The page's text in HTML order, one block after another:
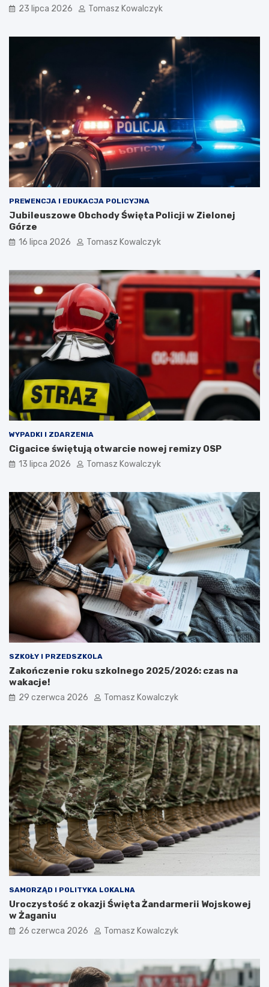
23 lipca 2026 Tomasz Kowalczyk
PREWENCJA I EDUKACJA POLICYJNA
Jubileuszowe Obchody Święta Policji w Zielonej
Górze
16 lipca 2026 Tomasz Kowalczyk
WYPADKI I ZDARZENIA
Cigacice świętują otwarcie nowej remizy OSP
13 lipca 2026 Tomasz Kowalczyk
SZKOŁY I PRZEDSZKOLA
Zakończenie roku szkolnego 2025/2026: czas na
wakacje!
29 czerwca 2026 Tomasz Kowalczyk
SAMORZĄD I POLITYKA LOKALNA
Uroczystość z okazji Święta Żandarmerii Wojskowej
w Żaganiu
26 czerwca 2026 Tomasz Kowalczyk